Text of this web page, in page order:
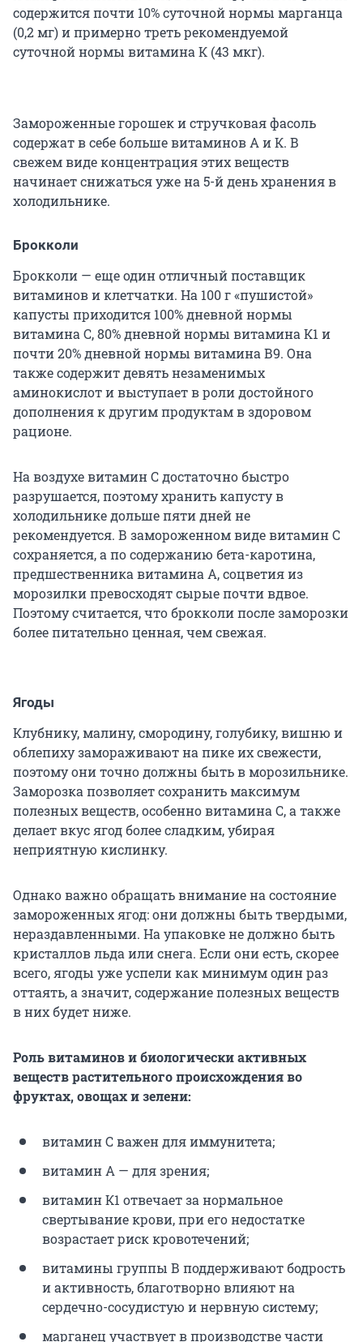
содержится почти 10% суточной нормы марганца
(0,2 мг) и примерно треть рекомендуемой
суточной нормы витамина К (43 мкг).
Замороженные горошек и стручковая фасоль
содержат в себе больше витаминов А и К. В
свежем виде концентрация этих веществ
начинает снижаться уже на 5-й день хранения в
холодильнике.
Брокколи
Брокколи — еще один отличный поставщик
витаминов и клетчатки. На 100 г «пушистой»
капусты приходится 100% дневной нормы
витамина С, 80% дневной нормы витамина К1 и
почти 20% дневной нормы витамина В9. Она
также содержит девять незаменимых
аминокислот и выступает в роли достойного
дополнения к другим продуктам в здоровом
рационе.
На воздухе витамин C достаточно быстро
разрушается, поэтому хранить капусту в
холодильнике дольше пяти дней не
рекомендуется. В замороженном виде витамин С
сохраняется, а по содержанию бета-каротина,
предшественника витамина А, соцветия из
морозилки превосходят сырые почти вдвое.
Поэтому считается, что брокколи после заморозки
более питательно ценная, чем свежая.
Ягоды
Клубнику, малину, смородину, голубику, вишню и
облепиху замораживают на пике их свежести,
поэтому они точно должны быть в морозильнике.
Заморозка позволяет сохранить максимум
полезных веществ, особенно витамина С, а также
делает вкус ягод более сладким, убирая
неприятную кислинку.
Однако важно обращать внимание на состояние
замороженных ягод: они должны быть твердыми,
нераздавленными. На упаковке не должно быть
кристаллов льда или снега. Если они есть, скорее
всего, ягоды уже успели как минимум один раз
оттаять, а значит, содержание полезных веществ
в них будет ниже.
Роль витаминов и биологически активных
веществ растительного происхождения во
фруктах, овощах и зелени:
витамин С важен для иммунитета;
витамин А — для зрения;
витамин К1 отвечает за нормальное
свертывание крови, при его недостатке
возрастает риск кровотечений;
витамины группы В поддерживают бодрость
и активность, благотворно влияют на
сердечно-сосудистую и нервную систему;
марганец участвует в производстве части